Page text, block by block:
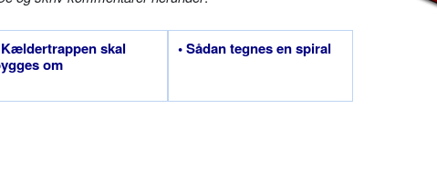
Kældertrappen skal
om
• Sådan tegnes en spiral